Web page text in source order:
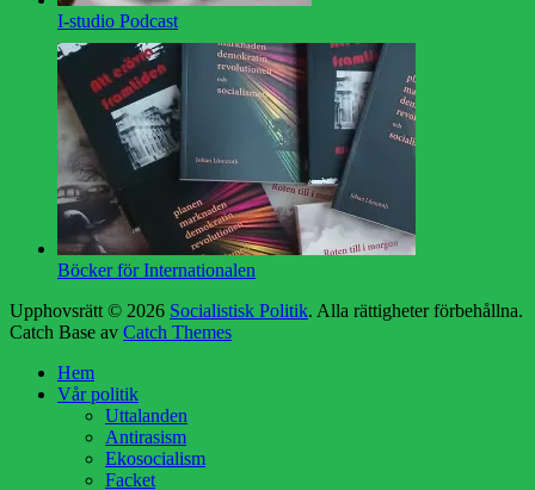
I-studio Podcast
Böcker för Internationalen
Upphovsrätt © 2026 Socialistisk Politik. Alla rättigheter förbehållna.
Catch Base av Catch Themes
Hem
Vår politik
Uttalanden
Antirasism
Ekosocialism
Facket